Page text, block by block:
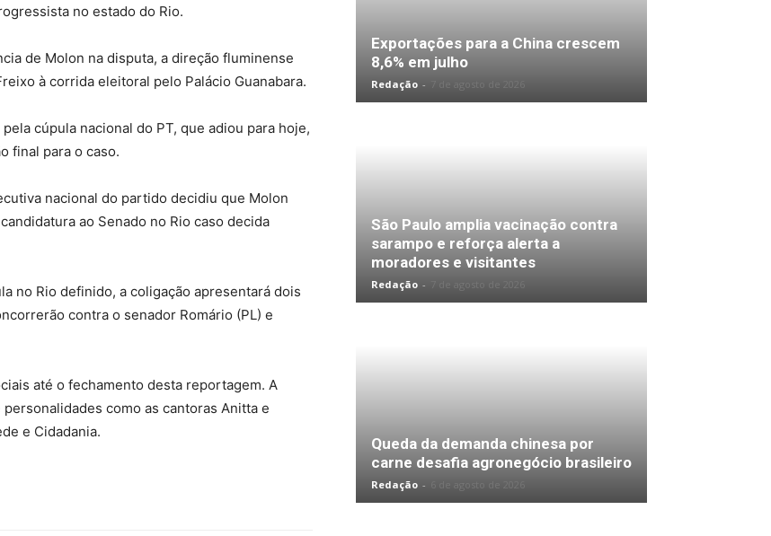
no estado do Rio.
de Molon na disputa, a direção fluminense
à corrida eleitoral pelo Palácio Guanabara.
cúpula nacional do PT, que adiou para hoje,
final para o caso.
nacional do partido decidiu que Molon
ao Senado no Rio caso decida
no Rio definido, a coligação apresentará dois
contra o senador Romário (PL) e
até o fechamento desta reportagem. A
como as cantoras Anitta e
e Cidadania.
Exportações para a China crescem
8,6% em julho
Redação - 7 de agosto de 2026
São Paulo amplia vacinação contra
sarampo e reforça alerta a
moradores e visitantes
Redação - 7 de agosto de 2026
Queda da demanda chinesa por
carne desafia agronegócio brasileiro
Redação -